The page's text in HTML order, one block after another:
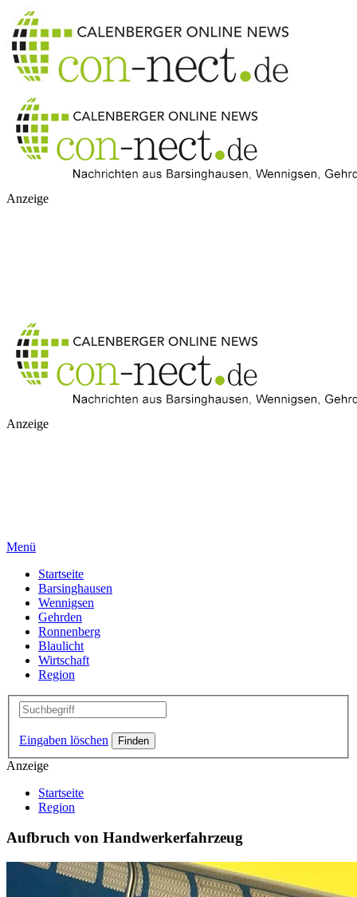
Anzeige
Anzeige
Menü
Startseite
Barsinghausen
Wennigsen
Gehrden
Ronnenberg
Blaulicht
Wirtschaft
Region
Eingaben löschen
Anzeige
Startseite
Region
Aufbruch von Handwerkerfahrzeug